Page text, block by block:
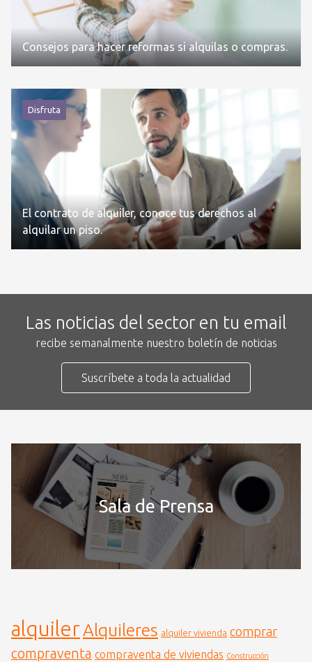
Consejos para hacer reformas si alquilas o compras.
Disfruta
El contrato de alquiler, conoce tus derechos al
alquilar un piso.
Las noticias del sector en tu email
recibe semanalmente nuestro boletín de noticias
Suscríbete a toda la actualidad
Sala de Prensa
alquiler Alquileres alquiler vivienda comprar
compraventa compraventa de viviendas Construcción